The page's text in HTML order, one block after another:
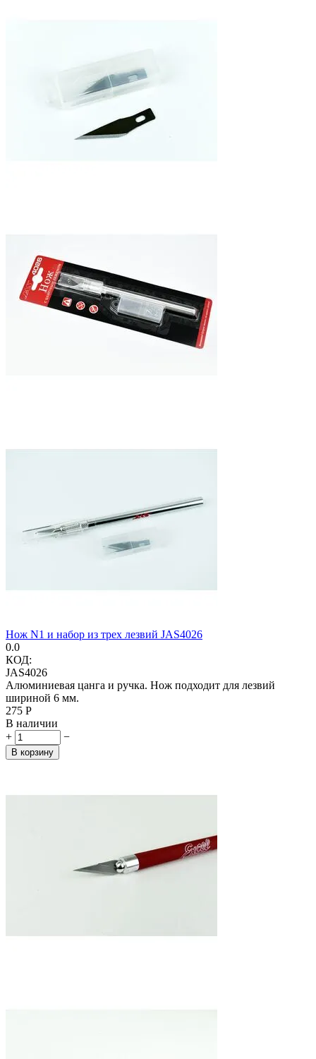
Нож N1 и набор из трех лезвий JAS4026
0.0
КОД:
JAS4026
Алюминиевая цанга и ручка. Нож подходит для лезвий
шириной 6 мм.
‍275‍ Р
В наличии
+
−
В корзину